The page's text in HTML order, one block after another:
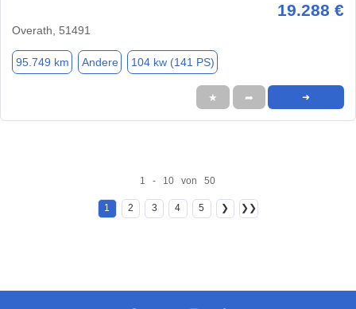
19.288 €
Overath, 51491
95.749 km Andere 104 kw (141 PS)
★ ➦ ➜
1 - 10 von 50
1 2 3 4 5 ❯ ❯❯